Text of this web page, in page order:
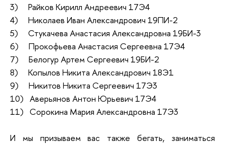
3) Райков Кирилл Андреевич 17Э4
4) Николаев Иван Александрович 19ПИ-2
5) Стукачева Анастасия Александровна 19БИ-3
6) Прокофьева Анастасия Сергеевна 17Э4
7) Белогур Артем Сергеевич 19БИ-2
8) Копылов Никита Александрович 18Э1
9) Никитов Никита Сергеевич 17Э3
10) Аверьянов Антон Юрьевич 17Э4
11) Сорокина Мария Александровна 17Э3
И мы призываем вас также бегать, заниматься